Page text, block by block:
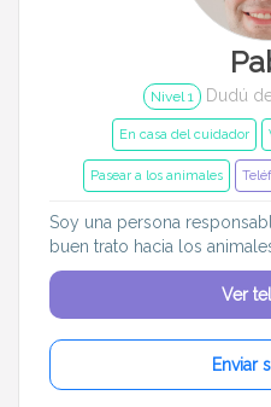
Nivel 1 Dudú de
En casa del cuidador
Pasear a los animales
Soy una persona
buen trato hacia los
Ver
Enviar